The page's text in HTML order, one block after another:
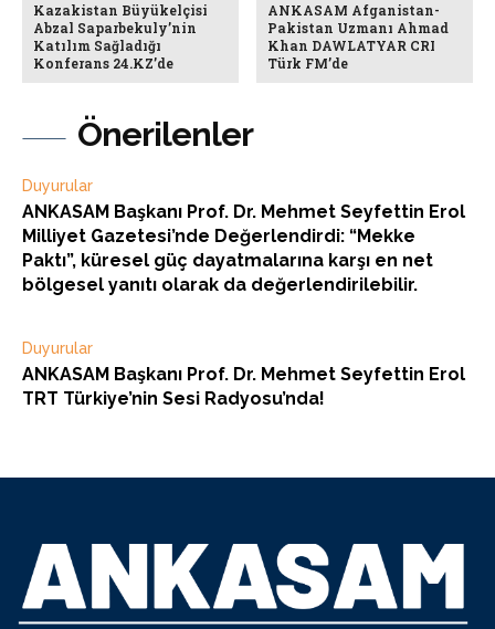
Önerilenler
Duyurular
ANKASAM Başkanı Prof. Dr. Mehmet Seyfettin Erol
Milliyet Gazetesi’nde Değerlendirdi: “Mekke
Paktı”, küresel güç dayatmalarına karşı en net
bölgesel yanıtı olarak da değerlendirilebilir.
Duyurular
ANKASAM Başkanı Prof. Dr. Mehmet Seyfettin Erol
TRT Türkiye’nin Sesi Radyosu’nda!
Kazakistan Büyükelçisi
Abzal Saparbekuly’nin
Katılım Sağladığı
Konferans 24.KZ’de
ANKASAM Afganistan-
Pakistan Uzmanı Ahmad
Khan DAWLATYAR CRI
Türk FM’de